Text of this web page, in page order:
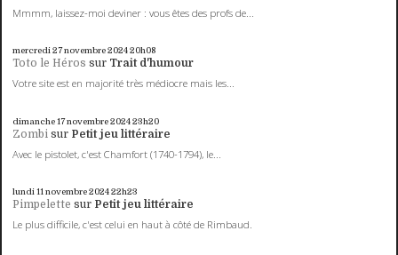
Mmmm, laissez-moi deviner : vous êtes des profs de...
mercredi 27novembre 202420h08
Toto le Héros sur Trait d'humour
Votre site est en majorité très médiocre mais les...
dimanche 17novembre 202423h20
Zombi sur Petit jeu littéraire
Avec le pistolet, c'est Chamfort (1740-1794), le...
lundi 11novembre 202422h23
Pimpelette sur Petit jeu littéraire
Le plus difficile, c'est celui en haut à côté de Rimbaud.